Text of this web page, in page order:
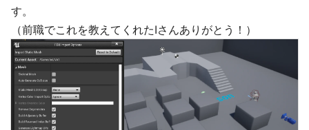
す。
（前職でこれを教えてくれたIさんありがとう！）